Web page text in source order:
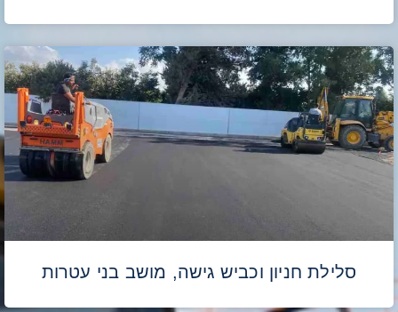
סלילת חניון וכביש גישה, מושב בני עטרות